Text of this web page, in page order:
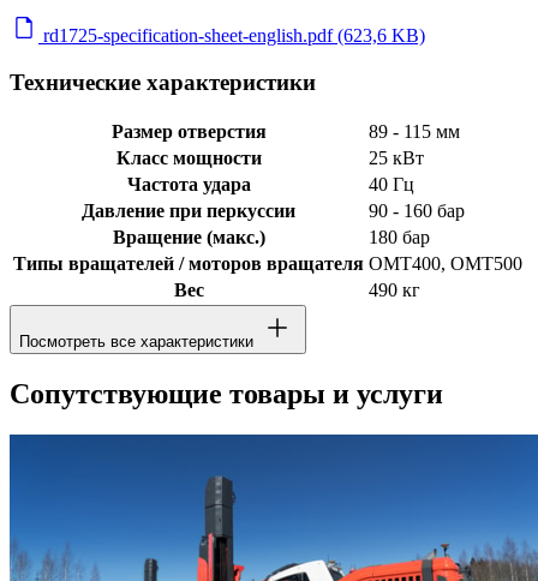
rd1725-specification-sheet-english.pdf (623,6 KB)
Технические характеристики
Размер отверстия
89 - 115 мм
Класс мощности
25 кВт
Частота удара
40 Гц
Давление при перкуссии
90 - 160 бар
Вращение (макс.)
180 бар
Типы вращателей / моторов вращателя OMT400, OMT500
Вес
490 кг
Посмотреть все характеристики
Сопутствующие товары и услуги